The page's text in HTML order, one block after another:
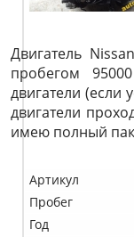
Двигатель
пробегом
двигатели (если
двигатели
имею полный
Артикул
Пробег
Год